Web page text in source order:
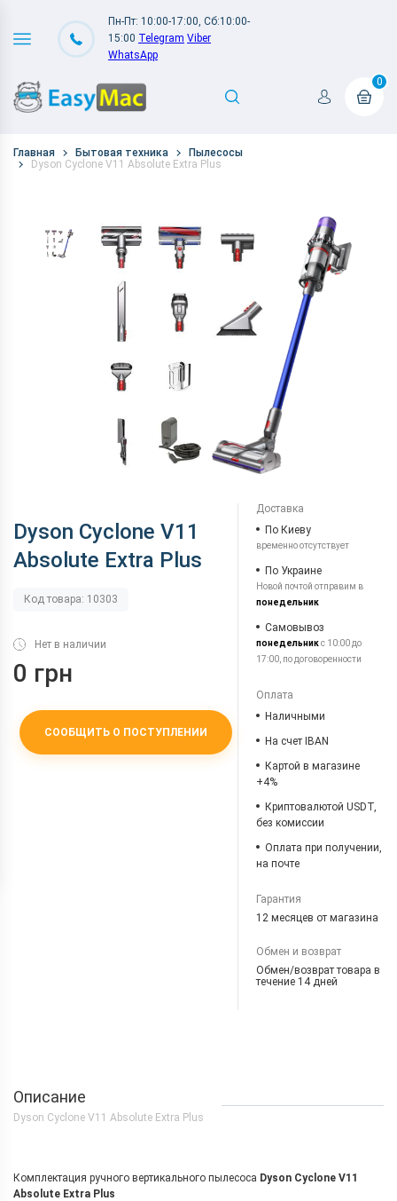
Пн-Пт: 10:00-17:00, Сб:10:00-
15:00 Telegram Viber
WhatsApp
0
Главная Бытовая техника
Пылесосы
Dyson Cyclone V11 Absolute Extra Plus
Dyson Cyclone V11
Absolute Extra Plus
Код товара: 10303
Нет в наличии
0 грн
СООБЩИТЬ О ПОСТУПЛЕНИИ
Доставка
По Киеву
временно отсутствует
По Украине
Новой почтой отправим в
понедельник
Самовывоз
понедельникс 10:00 до
17:00, по договоренности
Оплата
Наличными
На счет IBAN
Картой в магазине
+4%
Криптовалютой USDT,
без комиссии
Оплата при получении,
на почте
Гарантия
12 месяцев от магазина
Обмен и возврат
Обмен/возврат товара в
течение 14 дней
Описание
Dyson Cyclone V11 Absolute Extra Plus
Комплектация ручного вертикального пылесоса Dyson Cyclone V11
Absolute Extra Plus